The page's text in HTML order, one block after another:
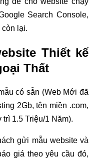
Search Console,
còn lại.
Thiết kế
Thất
có sẵn (Web Mới đã
2Gb, tên miền .com,
trì 1.5 Triệu/1 Năm).
gửi mẫu website và
giá theo yêu cầu đó,